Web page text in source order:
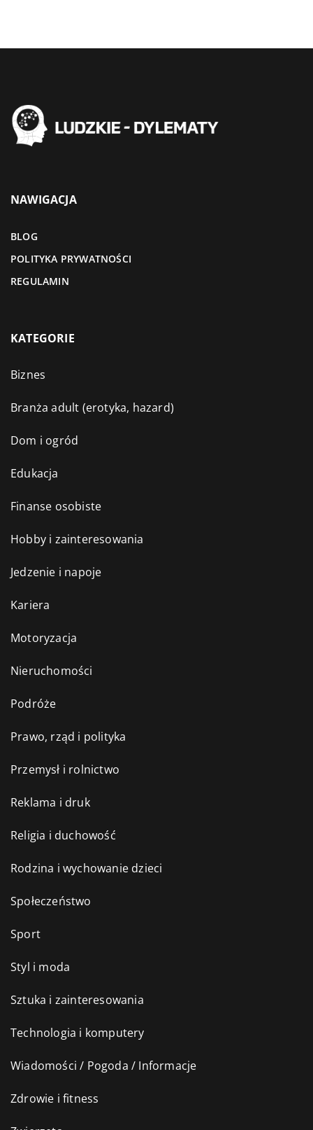
NAWIGACJA
BLOG
POLITYKA PRYWATNOŚCI
REGULAMIN
KATEGORIE
Biznes
Branża adult (erotyka, hazard)
Dom i ogród
Edukacja
Finanse osobiste
Hobby i zainteresowania
Jedzenie i napoje
Kariera
Motoryzacja
Nieruchomości
Podróże
Prawo, rząd i polityka
Przemysł i rolnictwo
Reklama i druk
Religia i duchowość
Rodzina i wychowanie dzieci
Społeczeństwo
Sport
Styl i moda
Sztuka i zainteresowania
Technologia i komputery
Wiadomości / Pogoda / Informacje
Zdrowie i fitness